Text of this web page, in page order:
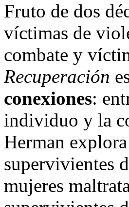
Fruto de dos
víctimas de
combate y
Recuperación
conexiones:
individuo y la
Herman
supervivientes
mujeres